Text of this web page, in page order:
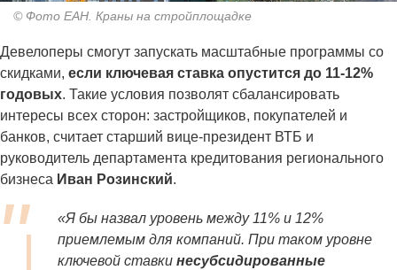
© Фото ЕАН. Краны на стройплощадке
Девелоперы смогут запускать масштабные программы со
скидками, если ключевая ставка опустится до 11-12%
годовых. Такие условия позволят сбалансировать
интересы всех сторон: застройщиков, покупателей и
банков, считает старший вице-президент ВТБ и
руководитель департамента кредитования регионального
бизнеса Иван Розинский.
«Я бы назвал уровень между 11% и 12%
приемлемым для компаний. При таком уровне
ключевой ставки несубсидированные